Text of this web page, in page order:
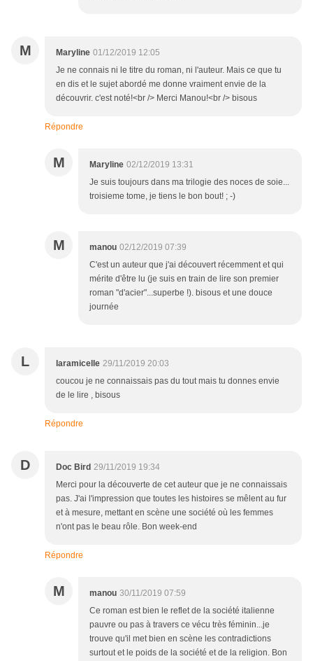
M Maryline 01/12/2019 12:05
Je ne connais ni le titre du roman, ni l'auteur. Mais ce que tu
en dis et le sujet abordé me donne vraiment envie de la
découvrir. c'est noté!<br /> Merci Manou!<br /> bisous
Répondre
M Maryline 02/12/2019 13:31
Je suis toujours dans ma trilogie des noces de soie...
troisieme tome, je tiens le bon bout! ; -)
M manou 02/12/2019 07:39
C'est un auteur que j'ai découvert récemment et qui
mérite d'être lu (je suis en train de lire son premier
roman "d'acier"...superbe !). bisous et une douce
journée
L laramicelle 29/11/2019 20:03
coucou je ne connaissais pas du tout mais tu donnes envie
de le lire , bisous
Répondre
D Doc Bird 29/11/2019 19:34
Merci pour la découverte de cet auteur que je ne connaissais
pas. J'ai l'impression que toutes les histoires se mêlent au fur
et à mesure, mettant en scène une société où les femmes
n'ont pas le beau rôle. Bon week-end
Répondre
M manou 30/11/2019 07:59
Ce roman est bien le reflet de la société italienne
pauvre ou pas à travers ce vécu très féminin...je
trouve qu'il met bien en scène les contradictions
surtout et le poids de la société et de la religion. Bon